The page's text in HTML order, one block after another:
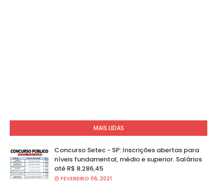
MAIS LIDAS
Concurso Setec - SP: Inscrições abertas para
níveis fundamental, médio e superior. Salários
até R$ 8.286,45
FEVEREIRO 06, 2021